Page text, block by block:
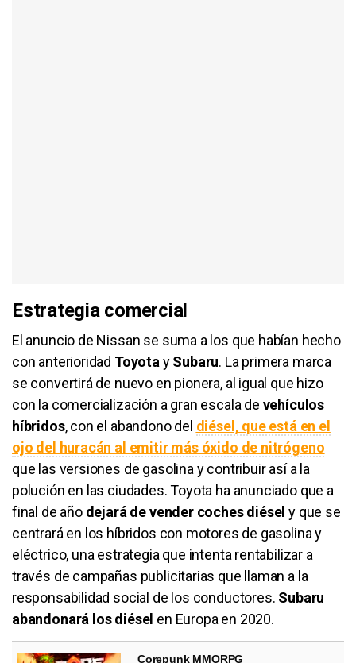
Estrategia comercial
El anuncio de Nissan se suma a los que habían hecho
con anterioridad Toyota ySubaru. La primera marca
se convertirá de nuevo en pionera, al igual que hizo
con la comercialización a gran escala de vehículos
híbridos, con el abandono del diésel, que está en el
ojo del huracán al emitir más óxido de nitrógeno
que las versiones de gasolina y contribuir así a la
polución en las ciudades. Toyota ha anunciado que a
final de año dejará de vender coches diésely que se
centrará en los híbridos con motores de gasolina y
eléctrico, una estrategia que intenta rentabilizar a
través de campañas publicitarias que llaman a la
responsabilidad social de los conductores. Subaru
abandonará los diésel en Europa en 2020.
Corepunk MMORPG